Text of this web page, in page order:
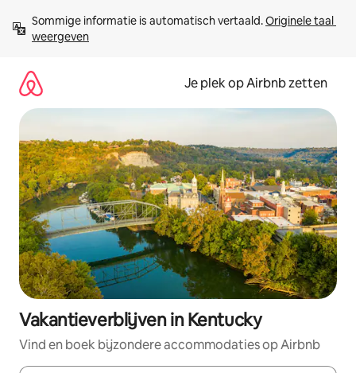
direct
naar
Sommige informatie is automatisch vertaald. Originele taal
weergeven
Je plek op Airbnb zetten
Vakantieverblijven in Kentucky
Vind en boek bijzondere accommodaties op Airbnb